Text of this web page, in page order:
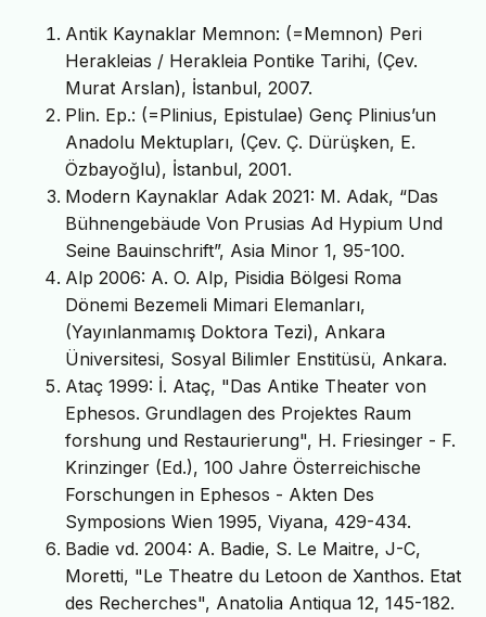
Antik Kaynaklar Memnon: (=Memnon) Peri
Herakleias / Herakleia Pontike Tarihi, (Çev.
Murat Arslan), İstanbul, 2007.
Plin. Ep.: (=Plinius, Epistulae) Genç Plinius’un
Anadolu Mektupları, (Çev. Ç. Dürüşken, E.
Özbayoğlu), İstanbul, 2001.
Modern Kaynaklar Adak 2021: M. Adak, “Das
Bühnengebäude Von Prusias Ad Hypium Und
Seine Bauinschrift”, Asia Minor 1, 95-100.
Alp 2006: A. O. Alp, Pisidia Bölgesi Roma
Dönemi Bezemeli Mimari Elemanları,
(Yayınlanmamış Doktora Tezi), Ankara
Üniversitesi, Sosyal Bilimler Enstitüsü, Ankara.
Ataç 1999: İ. Ataç, "Das Antike Theater von
Ephesos. Grundlagen des Projektes Raum
forshung und Restaurierung", H. Friesinger - F.
Krinzinger (Ed.), 100 Jahre Österreichische
Forschungen in Ephesos - Akten Des
Symposions Wien 1995, Viyana, 429-434.
Badie vd. 2004: A. Badie, S. Le Maitre, J-C,
Moretti, "Le Theatre du Letoon de Xanthos. Etat
des Recherches", Anatolia Antiqua 12, 145-182.